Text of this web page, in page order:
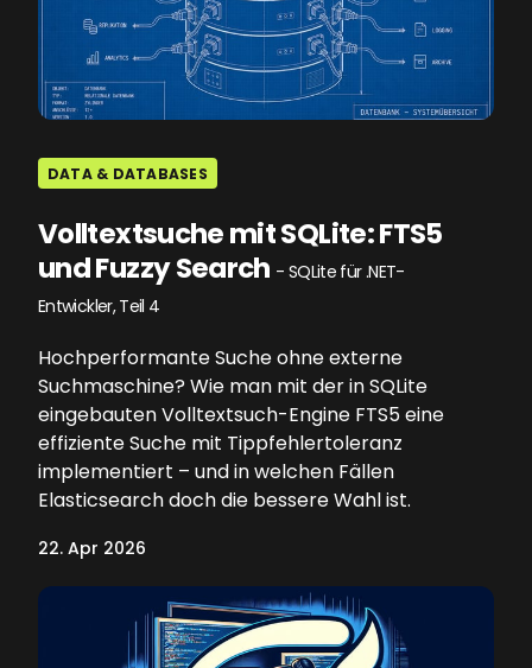
DATA & DATABASES
Volltextsuche mit SQLite: FTS5
und Fuzzy Search - SQLite für .NET-
Entwickler, Teil 4
Hochperformante Suche ohne externe
Suchmaschine? Wie man mit der in SQLite
eingebauten Volltextsuch-Engine FTS5 eine
effiziente Suche mit Tippfehlertoleranz
implementiert – und in welchen Fällen
Elasticsearch doch die bessere Wahl ist.
22. Apr 2026